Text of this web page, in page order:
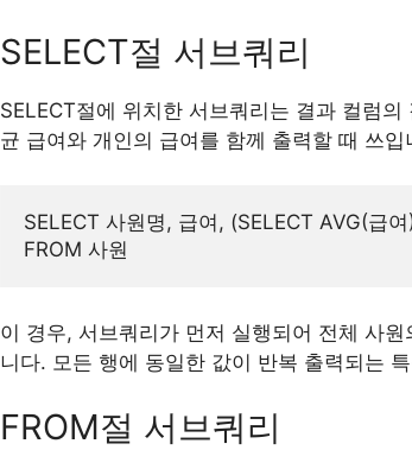
SELECT절 서브쿼리
SELECT절에 위치한 서브쿼리는 결과 컬럼
균 급여와 개인의 급여를 함께 출력할 때 쓰입
SELECT 사원명, 급여, (SELECT AVG(급
이 경우, 서브쿼리가 먼저 실행되어 전체 사
니다. 모든 행에 동일한 값이 반복 출력되는
FROM절 서브쿼리